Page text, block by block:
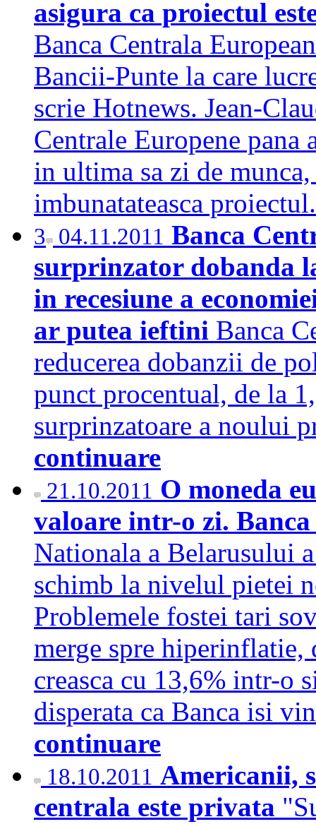
asigura ca proiectul
Banca Centrala
Bancii-Punte la care
scrie Hotnews. Jean-
Centrale Europene
in ultima sa zi de
imbunatateasca
3 04.11.2011 Banca
surprinzator dobanda
in recesiune a
ar putea ieftini Banca
reducerea dobanzii de
punct procentual, de la
surprinzatoare a noului
continuare
21.10.2011 O moneda
valoare intr-o zi.
Nationala a Belarusului
schimb la nivelul pietei
Problemele fostei tari
merge spre hiperinflatie,
creasca cu 13,6% intr-o
disperata ca Banca isi
continuare
18.10.2011 Americanii,
centrala este privata